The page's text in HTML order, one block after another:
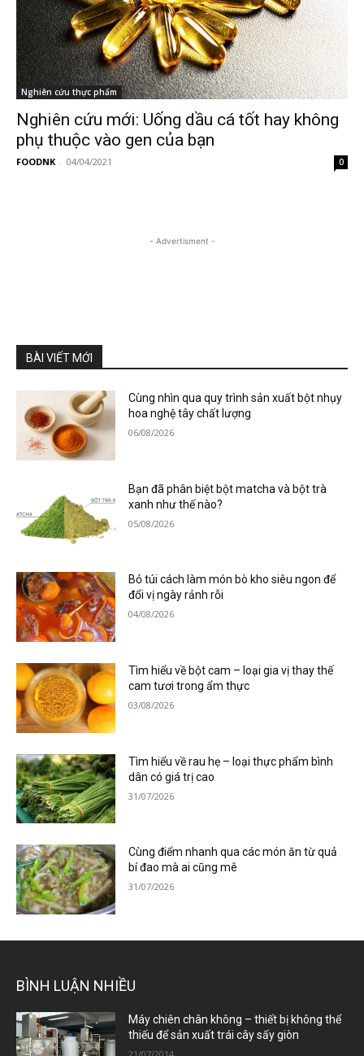
Nghiên cứu thực phẩm
Nghiên cứu mới: Uống dầu cá tốt hay không
phụ thuộc vào gen của bạn
FOODNK - 04/04/2021 0
- Advertisment -
BÀI VIẾT MỚI
Cùng nhìn qua quy trình sản xuất bột nhụy
hoa nghệ tây chất lượng
06/08/2026
Bạn đã phân biệt bột matcha và bột trà
xanh như thế nào?
05/08/2026
Bỏ túi cách làm món bò kho siêu ngon để
đổi vị ngày rảnh rỗi
04/08/2026
Tìm hiểu về bột cam – loại gia vị thay thế
cam tươi trong ẩm thực
03/08/2026
Tìm hiểu về rau hẹ – loại thực phẩm bình
dân có giá trị cao
31/07/2026
Cùng điểm nhanh qua các món ăn từ quả
bí đao mà ai cũng mê
31/07/2026
BÌNH LUẬN NHIỀU
Máy chiên chân không – thiết bị không thể
thiếu để sản xuất trái cây sấy giòn